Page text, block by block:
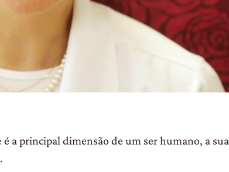
a principal dimensão de um ser humano, a sua